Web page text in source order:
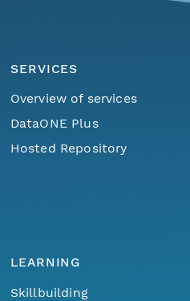
SERVICES
Overview of services
DataONE Plus
Hosted Repository
LEARNING
Skillbuilding